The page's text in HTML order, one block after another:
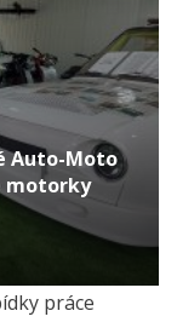
Auto-Moto
motorky
práce